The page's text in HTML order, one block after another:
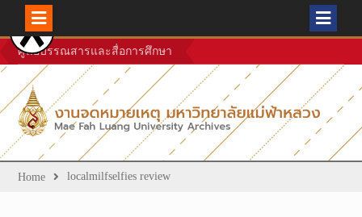
Skip
to
content
ศูนย์บรรณสารและสื่อการศึกษา
Home localmilfselfies review